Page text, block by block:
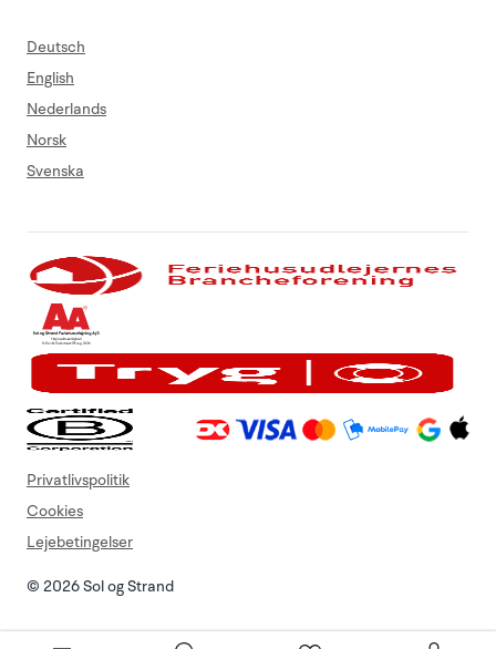
Deutsch
English
Nederlands
Norsk
Svenska
© 2026 Sol og Strand
Privatlivspolitik
Cookies
Lejebetingelser